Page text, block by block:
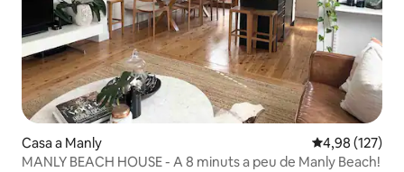
Casa a Manly 4,98 de
4,98 (127)
MANLY BEACH HOUSE - A 8 minuts a peu de Manly Beach!